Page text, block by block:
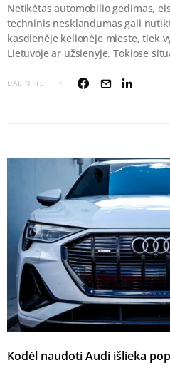
Netikėtas automobilio gedimas,
techninis nesklandumas gali
kasdienėje kelionėje mieste, tiek
Lietuvoje ar užsienyje. Tokiose
DALINTIS
Kodėl naudoti Audi išlieka